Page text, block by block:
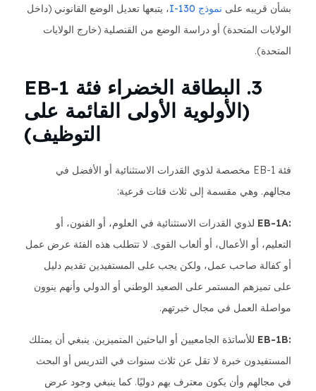
بشأن قريبه على نموذج I-130
، يتبعها تعديل الوضع القانوني (داخل
الولايات المتحدة) أو دراسة الوضع من القنصلية (خارج الولايات
المتحدة).
3. البطاقة الخضراء فئة EB-1
(الأولوية الأولى القائمة على
التوظيف)
فئة EB-1 مخصصة لذوي القدرات الاستثنائية أو الأفضل في
مجالهم. وهي مقسمة إلى ثلاث فئات فرعية:
:EB-1A
لذوي القدرات الاستثنائية في العلوم، أو الفنون، أو
التعليم، أو الأعمال، أو ألعاب القوى. لا تتطلب هذه الفئة عرض عمل
أو كفالة صاحب عمل، ولكن يجب على المستفيدين تقديم دليل
على تميزهم المستمر على الصعيد الوطني أو الدولي وأنهم ينوون
مواصلة العمل في مجال خبرتهم.
:EB-1B
للأساتذة الجامعيين أو الباحثين المتميزين. ينبغي أن يمتلك
المستفيدون خبرة لا تقل عن ثلاث سنوات في التدريس أو البحث
في مجالهم وأن يكون معترف بهم دوليًا. كما ينبغي وجود عرض